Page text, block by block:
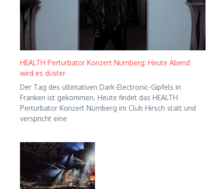
HEALTH Perturbator Konzert Nürnberg: Heute Abend
wird es düster
Der Tag des ultimativen Dark-Electronic-Gipfels in
Franken ist gekommen. Heute findet das HEALTH
Perturbator Konzert Nürnberg im Club Hirsch statt und
verspricht eine